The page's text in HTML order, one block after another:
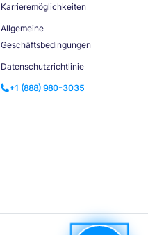
Karrieremöglichkeiten
Allgemeine
Geschäftsbedingungen
Datenschutzrichtlinie
+1 (888) 980-3035